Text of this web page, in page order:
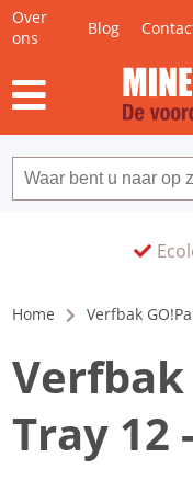
Over
ons
Blog
Home Verfbak
Verfbak
Tray 12